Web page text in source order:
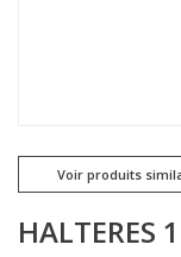
Voir produits
HALTERES